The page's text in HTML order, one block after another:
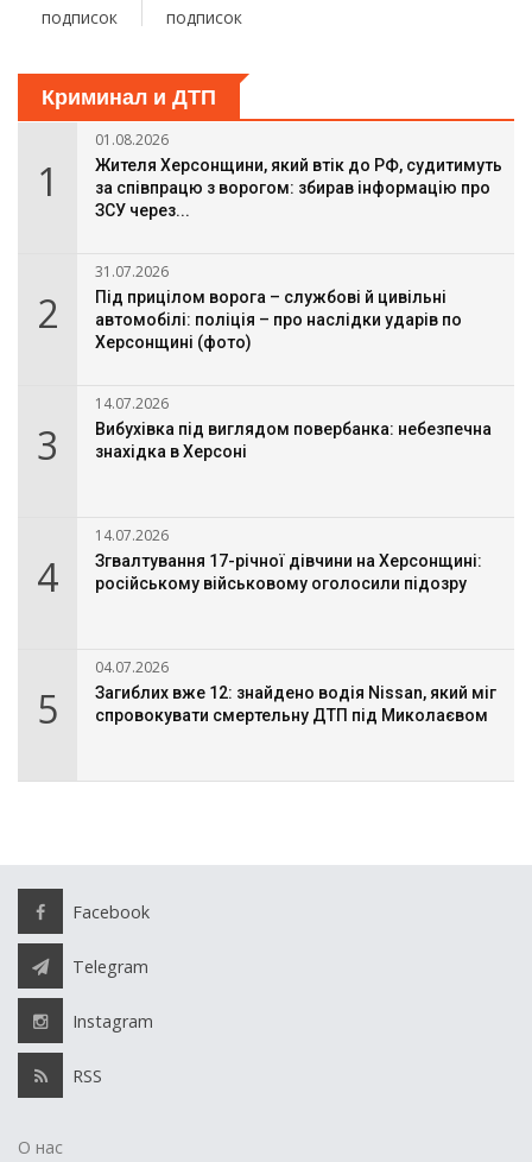
подписок подписок
Криминал и ДТП
1
01.08.2026
Жителя Херсонщини, який втік до РФ, судитимуть
за співпрацю з ворогом: збирав інформацію про
ЗСУ через...
2
31.07.2026
Під прицілом ворога – службові й цивільні
автомобілі: поліція – про наслідки ударів по
Херсонщині (фото)
3
14.07.2026
Вибухівка під виглядом повербанка: небезпечна
знахідка в Херсоні
4
14.07.2026
Згвалтування 17-річної дівчини на Херсонщині:
російському військовому оголосили підозру
5
04.07.2026
Загиблих вже 12: знайдено водія Nissan, який міг
спровокувати смертельну ДТП під Миколаєвом
Facebook
Telegram
Instagram
RSS
О нас